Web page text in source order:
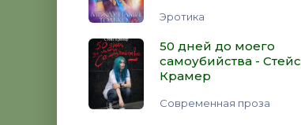
Эротика
50 дней до моего
самоубийства - Стейс
Крамер
Современная проза